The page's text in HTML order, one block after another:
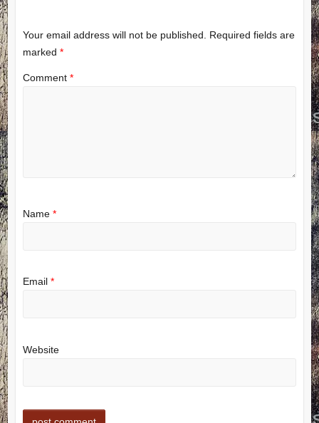
Your email address will not be published. Required fields are
marked *
Comment *
Name *
Email *
Website